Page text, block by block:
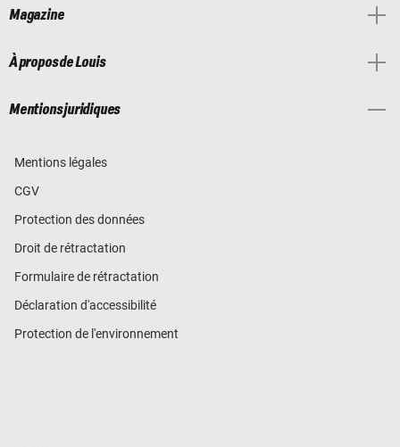
Magazine
À propos de Louis
Mentions juridiques
Mentions légales
CGV
Protection des données
Droit de rétractation
Formulaire de rétractation
Déclaration d'accessibilité
Protection de l'environnement